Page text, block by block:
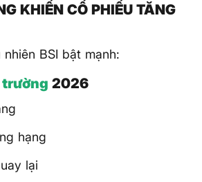
KHIẾN CỔ PHIẾU TĂNG
BSI bật mạnh:
2026
hạng
lại